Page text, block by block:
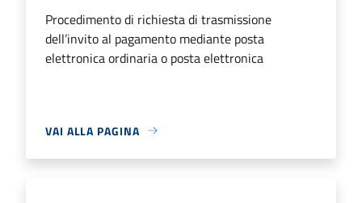
Procedimento di richiesta di trasmissione
dell’invito al pagamento mediante posta
elettronica ordinaria o posta elettronica
VAI ALLA PAGINA